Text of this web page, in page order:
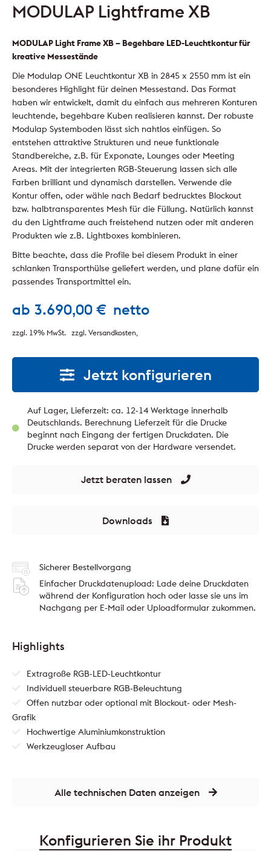
MODULAP Lightframe XB
ab 3.690,00 € netto
zzgl. 19% MwSt. zzgl. Versandkosten
MODULAP Light Frame XB – Begehbare LED-Leuchtkontur für
kreative Messestände
Die Modulap ONE Leuchtkontur XB in 2845 x 2550 mm ist ein
besonderes Highlight für deinen Messestand. Das Format
haben wir entwickelt, damit du einfach aus mehreren Konturen
leuchtende, begehbare Kuben realisieren kannst. Der robuste
Modulap Systemboden lässt sich nahtlos einfügen. So
entstehen attraktive Strukturen und neue funktionale
Standbereiche, z.B. für Exponate, Lounges oder Meeting
Areas. Mit der integrierten RGB-Steuerung lassen sich alle
Farben brilliant und dynamisch darstellen. Verwende die
Kontur offen, oder wähle nach Bedarf bedrucktes Blockout
bzw. halbtransparentes Mesh für die Füllung. Natürlich kannst
du den Lightframe auch freistehend nutzen oder mit anderen
Produkten wie z.B. Lightboxes kombinieren.
Bitte beachte, dass die Profile bei diesem Produkt in einer
schlanken Transporthülse geliefert werden, und plane dafür ein
passendes Transportmittel ein.
Jetzt konfigurieren
Auf Lager, Lieferzeit: ca. 12-14 Werktage innerhalb
Deutschlands. Berechnung Lieferzeit für die Drucke
beginnt nach Eingang der fertigen Druckdaten. Die
Drucke werden separat von der Hardware versendet.
Jetzt beraten lassen
Downloads
Sicherer Bestellvorgang
Einfacher Druckdatenupload: Lade deine Druckdaten
während der Konfiguration hoch oder lasse sie uns im
Nachgang per E-Mail oder Uploadformular zukommen.
Highlights
Extragroße RGB-LED-Leuchtkontur
Individuell steuerbare RGB-Beleuchtung
Offen nutzbar oder optional mit Blockout- oder Mesh-
Grafik
Hochwertige Aluminiumkonstruktion
Werkzeugloser Aufbau
Alle technischen Daten anzeigen
Konfigurieren Sie ihr Produkt